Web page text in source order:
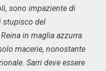
sono impaziente di
stupisco del
in maglia azzurra.
macerie, nonostante
Sarri deve essere